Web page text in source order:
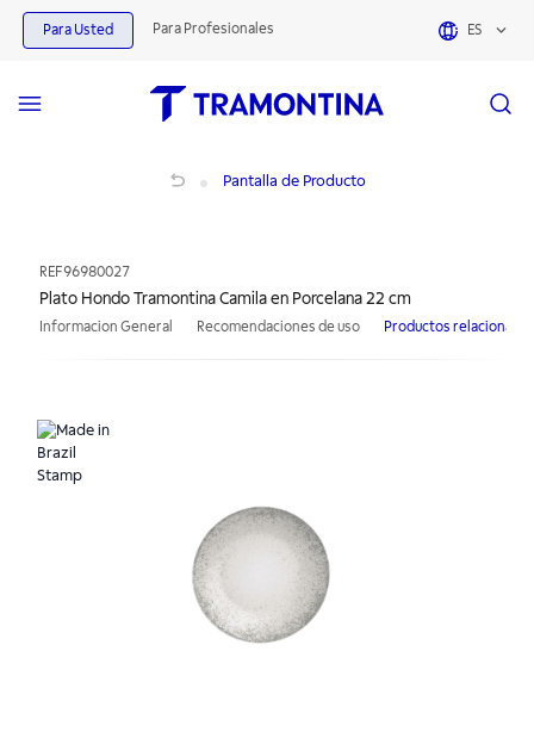
Para Usted Para Profesionales ES
Pantalla de Producto
REF96980027
Plato Hondo Tramontina Camila en Porcelana 22 cm
Informacion General Recomendaciones de uso Productos